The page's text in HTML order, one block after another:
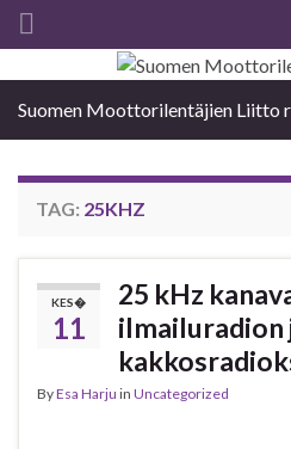
Search for:
Suomen Moottorilentäjien Liitto
TAG: 25KHZ
KES�
11
25 kHz
ByEsa Harju in Uncategorized